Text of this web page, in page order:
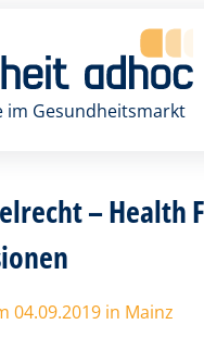
im Gesundheitsmarkt
– Health
04.09.2019 in Mainz